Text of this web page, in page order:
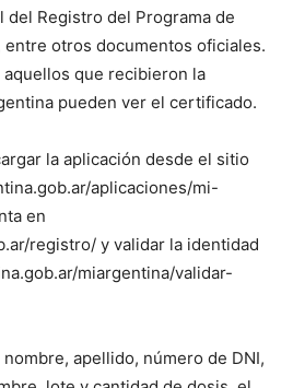
del Registro del Programa de
entre otros documentos oficiales.
que recibieron la
pueden ver el certificado.
la aplicación desde el sitio
aplicaciones/mi-
en
registro/ y validar la identidad
miargentina/validar-
apellido, número de DNI,